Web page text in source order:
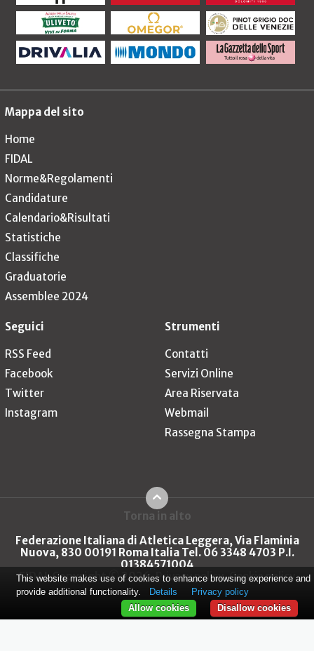
Mappa del sito
Home
FIDAL
Norme&Regolamenti
Candidature
Calendario&Risultati
Statistiche
Classifiche
Graduatorie
Assemblee 2024
Seguici
RSS Feed
Facebook
Twitter
Instagram
Strumenti
Contatti
Servizi Online
Area Riservata
Webmail
Rassegna Stampa
Torna in alto
Federazione Italiana di Atletica Leggera, Via Flaminia
Nuova, 830 00191 Roma Italia Tel. 06 3348 4703 P.I.
01384571004
FIDAL Copyright © 2026 Privacy policy Cookie policy
This website makes use of cookies to enhance browsing experience and
provide additional functionality.
Details
Privacy policy
Disallow cookies
Allow cookies